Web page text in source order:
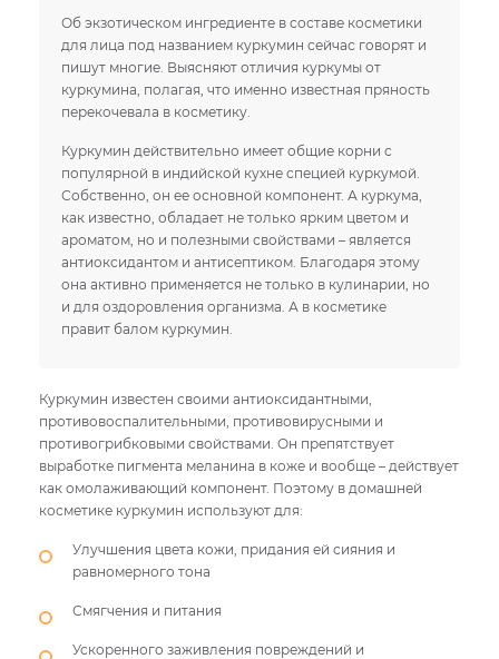
Об экзотическом ингредиенте в составе косметики
для лица под названием куркумин сейчас говорят и
пишут многие. Выясняют отличия куркумы от
куркумина, полагая, что именно известная пряность
перекочевала в косметику.
Куркумин действительно имеет общие корни с
популярной в индийской кухне специей куркумой.
Собственно, он ее основной компонент. А куркума,
как известно, обладает не только ярким цветом и
ароматом, но и полезными свойствами – является
антиоксидантом и антисептиком. Благодаря этому
она активно применяется не только в кулинарии, но
и для оздоровления организма. А в косметике
правит балом куркумин.
Куркумин известен своими антиоксидантными,
противовоспалительными, противовирусными и
противогрибковыми свойствами. Он препятствует
выработке пигмента меланина в коже и вообще – действует
как омолаживающий компонент. Поэтому в домашней
косметике куркумин используют для:
Улучшения цвета кожи, придания ей сияния и
равномерного тона
Смягчения и питания
Ускоренного заживления повреждений и